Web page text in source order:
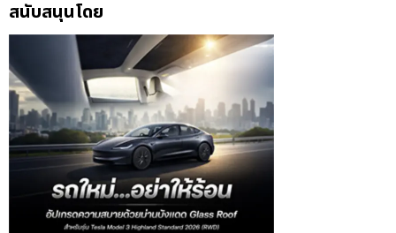
สนับสนุนโดย